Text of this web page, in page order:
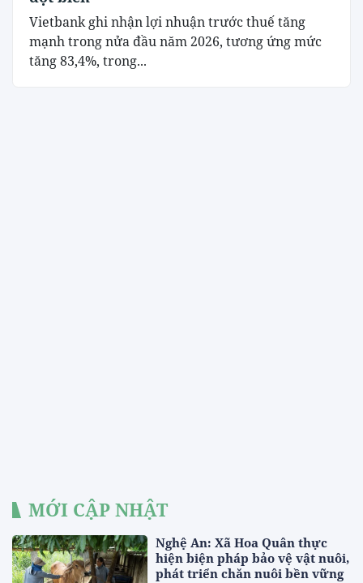
Vietbank ghi nhận lợi nhuận trước thuế tăng
mạnh trong nửa đầu năm 2026, tương ứng mức
tăng 83,4%, trong...
MỚI CẬP NHẬT
Nghệ An: Xã Hoa Quân thực
hiện biện pháp bảo vệ vật nuôi,
phát triển chăn nuôi bền vững